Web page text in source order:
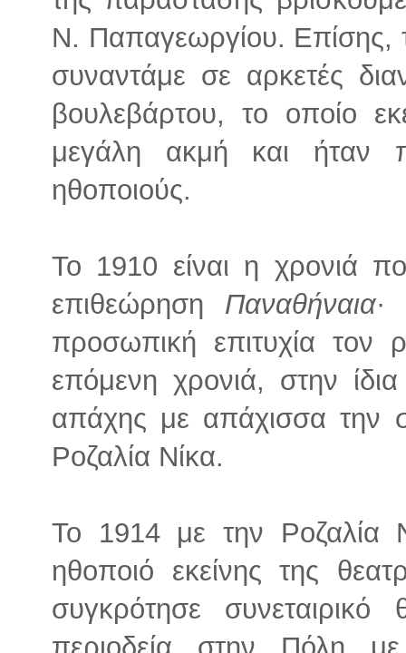
Ν. Παπαγεωργίου. Επίσης,
συναντάμε σε αρκετές
βουλεβάρτου, το οποίο
μεγάλη ακμή και ήταν
ηθοποιούς.
Το 1910 είναι η χρονιά
επιθεώρηση Παναθήναια·
προσωπική επιτυχία τον
επόμενη χρονιά, στην
απάχης με απάχισσα την
Ροζαλία Νίκα.
Το 1914 με την Ροζαλία
ηθοποιό εκείνης της
συγκρότησε συνεταιρικό
περιοδεία στην Πόλη